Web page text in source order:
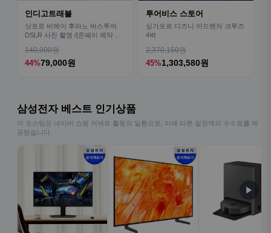
인디고트래블
삿포로 비에이 후라노 버스투어
DSLR 사진 촬영 /[준페이 예약 식
140,000원
44%79,000원
투어비스 스토어
싱가포르 디즈니 어드벤처 크루즈
4박
2,370,150원
45%1,303,580원
삼성전자 베스트 인기상품
이 포스팅은 네이버 쇼핑 커넥트 활동의 일환으로, 이에 따른 일정액의 수수료를 제
공받습니다.
▶